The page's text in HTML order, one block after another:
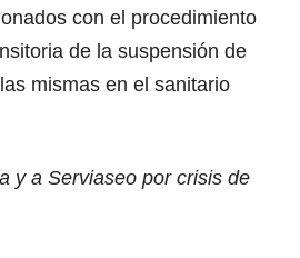
con el procedimiento
de la suspensión de
mismas en el sanitario
y a Serviaseo por crisis de